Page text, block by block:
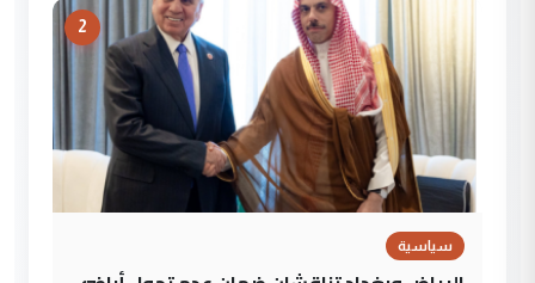
2
سياسية